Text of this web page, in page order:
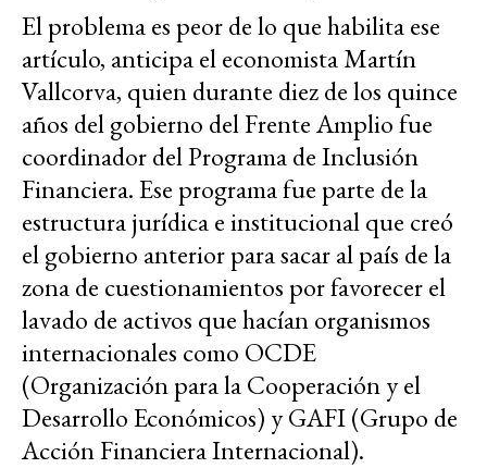
El problema es peor de lo que habilita ese
artículo, anticipa el economista Martín
Vallcorva, quien durante diez de los quince
años del gobierno del Frente Amplio fue
coordinador del Programa de Inclusión
Financiera. Ese programa fue parte de la
estructura jurídica e institucional que creó
el gobierno anterior para sacar al país de la
zona de cuestionamientos por favorecer el
lavado de activos que hacían organismos
internacionales como OCDE
(Organización para la Cooperación y el
Desarrollo Económicos) y GAFI (Grupo de
Acción Financiera Internacional).